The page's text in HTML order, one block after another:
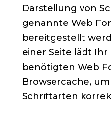
Darstellung von
genannte Web
bereitgestellt
einer Seite lädt Ihr
benötigten Web
Browsercache,
Schriftarten